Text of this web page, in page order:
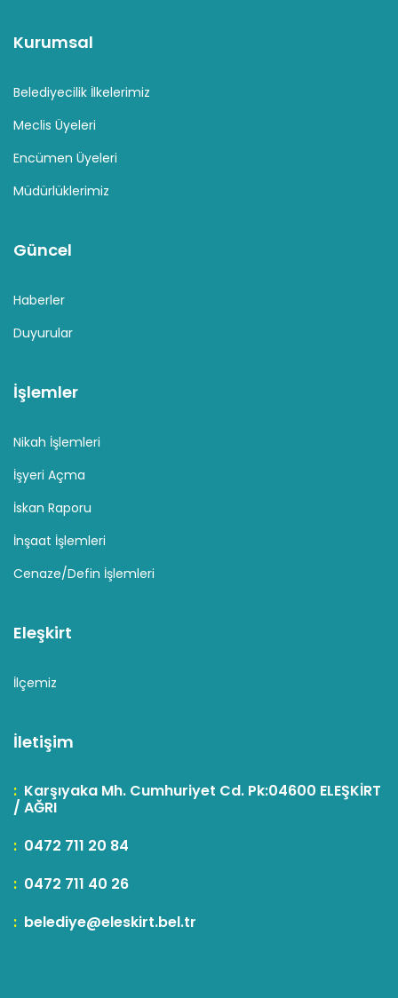
Kurumsal
Belediyecilik İlkelerimiz
Meclis Üyeleri
Encümen Üyeleri
Müdürlüklerimiz
Güncel
Haberler
Duyurular
İşlemler
Nikah İşlemleri
İşyeri Açma
İskan Raporu
İnşaat İşlemleri
Cenaze/Defin İşlemleri
Eleşkirt
İlçemiz
İletişim
: Karşıyaka Mh. Cumhuriyet Cd. Pk:04600 ELEŞKİRT
/ AĞRI
: 0472 711 20 84
: 0472 711 40 26
: belediye@eleskirt.bel.tr